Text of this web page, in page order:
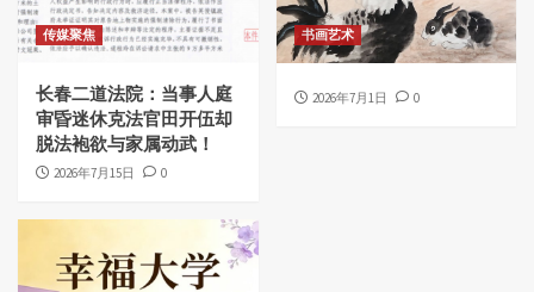
传媒聚焦
长春二道法院：当事人庭
审昏迷休克法官田开伍却
脱法袍欲与家属动武！
2026年7月15日 0
书画艺术
2026年7月1日 0